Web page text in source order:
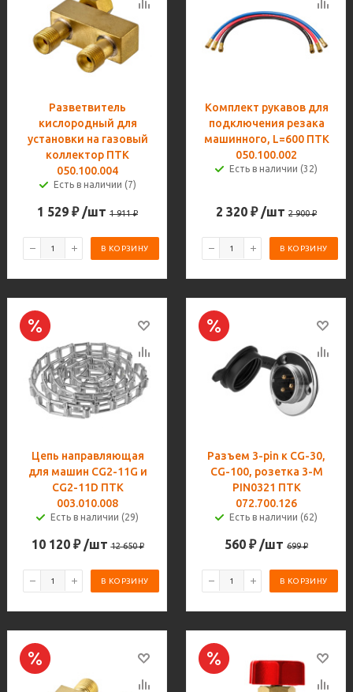
Разветвитель
кислородный для
установки на газовый
коллектор ПТК
050.100.004
Есть в наличии (7)
1 529 ₽ /шт 1 911₽
В КОРЗИНУ
Комплект рукавов для
подключения резака
машинного, L=600 ПТК
050.100.002
Есть в наличии (32)
2 320 ₽ /шт 2 900₽
В КОРЗИНУ
Цепь направляющая
для машин CG2-11G и
CG2-11D ПТК
003.010.008
Есть в наличии (29)
10 120₽ /шт 12 650₽
В КОРЗИНУ
Разъем 3-pin к CG-30,
CG-100, розетка 3-M
PIN0321 ПТК
072.700.126
Есть в наличии (62)
560 ₽ /шт 699₽
В КОРЗИНУ